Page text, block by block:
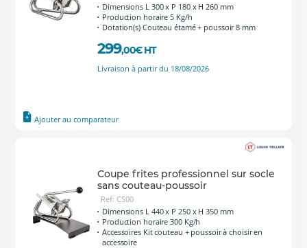
Dimensions L 300 x P 180 x H 260 mm
Production horaire 5 Kg/h
Dotation(s) Couteau étamé + poussoir 8 mm
299,00€ HT
Livraison à partir du 18/08/2026
Ajouter au comparateur
Coupe frites professionnel sur socle
sans couteau-poussoir
Ref: CS00
Dimensions L 440 x P 250 x H 350 mm
Production horaire 300 Kg/h
Accessoires Kit couteau + poussoir à choisir en
accessoire